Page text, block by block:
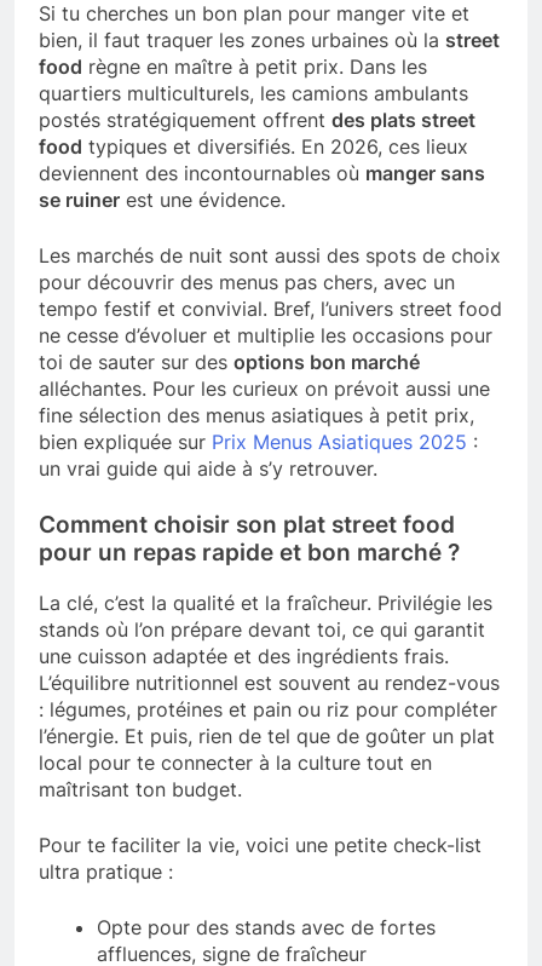
Si tu cherches un bon plan pour manger vite et
bien, il faut traquer les zones urbaines où la street
food règne en maître à petit prix. Dans les
quartiers multiculturels, les camions ambulants
postés stratégiquement offrent des plats street
food typiques et diversifiés. En 2026, ces lieux
deviennent des incontournables où manger sans
se ruiner est une évidence.
Les marchés de nuit sont aussi des spots de choix
pour découvrir des menus pas chers, avec un
tempo festif et convivial. Bref, l’univers street food
ne cesse d’évoluer et multiplie les occasions pour
toi de sauter sur des options bon marché
alléchantes. Pour les curieux on prévoit aussi une
fine sélection des menus asiatiques à petit prix,
bien expliquée sur Prix Menus Asiatiques 2025 :
un vrai guide qui aide à s’y retrouver.
Comment choisir son plat street food
pour un repas rapide et bon marché ?
La clé, c’est la qualité et la fraîcheur. Privilégie les
stands où l’on prépare devant toi, ce qui garantit
une cuisson adaptée et des ingrédients frais.
L’équilibre nutritionnel est souvent au rendez-vous
: légumes, protéines et pain ou riz pour compléter
l’énergie. Et puis, rien de tel que de goûter un plat
local pour te connecter à la culture tout en
maîtrisant ton budget.
Pour te faciliter la vie, voici une petite check-list
ultra pratique :
Opte pour des stands avec de fortes
affluences, signe de fraîcheur